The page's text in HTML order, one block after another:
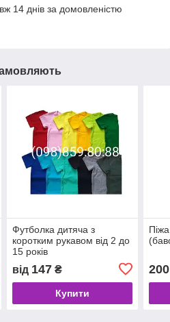
14 днів за домовленістю
Футболка дитяча з
коротким рукавом від 2 до
15 років
від 147₴
Купити
200